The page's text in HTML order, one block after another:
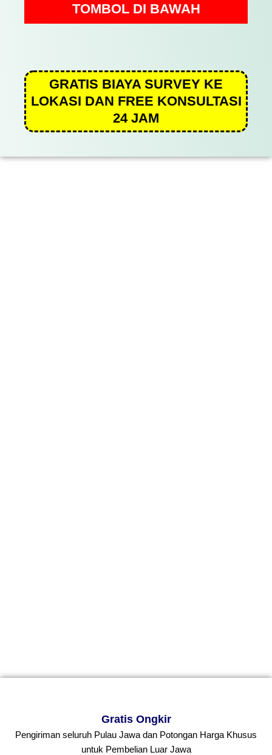
TOMBOL DI BAWAH
GRATIS BIAYA SURVEY KE
LOKASI DAN FREE KONSULTASI
24 JAM
Gratis Ongkir
Pengiriman seluruh Pulau Jawa dan Potongan Harga Khusus
untuk Pembelian Luar Jawa